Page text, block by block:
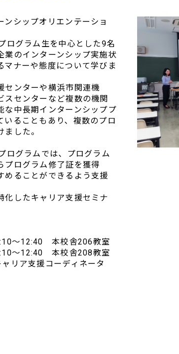
ンシップオリエンテーショ
ログラム生を中心とした9名
業のインターンシップ実施状
マナーや態度について学びま
センターや横浜市関連機
スセンターなど複数の機関
な中長期インターンシッププ
いることもあり、複数のプロ
した。
ログラムでは、プログラム
プログラム修了証を獲得
めることができるよう支援
化したキャリア支援セミナ
～12:40 本校舎206教室
～12:40 本校舎208教室
リア支援コーディネータ